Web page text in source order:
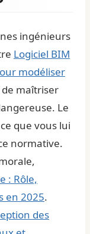
ingénieurs
Logiciel BIM
modéliser
de maîtriser
Le
que vous lui
normative.
: Rôle,
en 2025.
des